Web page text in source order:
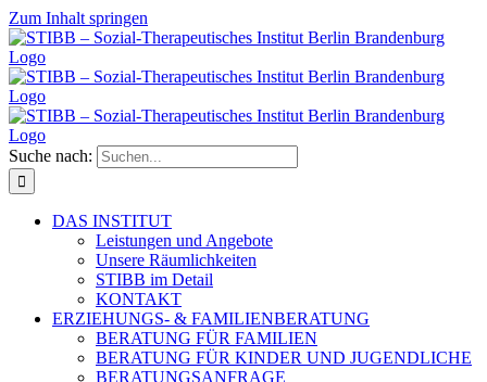
Zum Inhalt springen
Suche nach:
DAS INSTITUT
Leistungen und Angebote
Unsere Räumlichkeiten
STIBB im Detail
KONTAKT
ERZIEHUNGS- & FAMILIENBERATUNG
BERATUNG FÜR FAMILIEN
BERATUNG FÜR KINDER UND JUGENDLICHE
BERATUNGSANFRAGE